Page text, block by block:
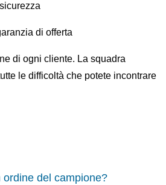
di offerta
di ogni cliente. La squadra
le difficoltà che potete incontrare
ordine del campione?